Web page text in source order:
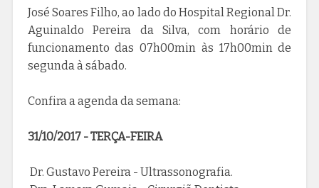
José Soares Filho, ao lado do Hospital Regional Dr.
Aguinaldo Pereira da Silva, com horário de
funcionamento das 07h00min às 17h00min de
segunda à sábado.
Confira a agenda da semana:
31/10/2017 - TERÇA-FEIRA
Dr. Gustavo Pereira - Ultrassonografia.